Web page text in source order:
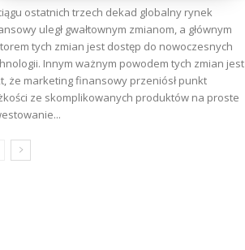
ostatnich trzech dekad globalny rynek
uległ gwałtownym zmianom, a głównym
tych zmian jest dostęp do nowoczesnych
Innym ważnym powodem tych zmian jest
że marketing finansowy przeniósł punkt
ze skomplikowanych produktów na proste